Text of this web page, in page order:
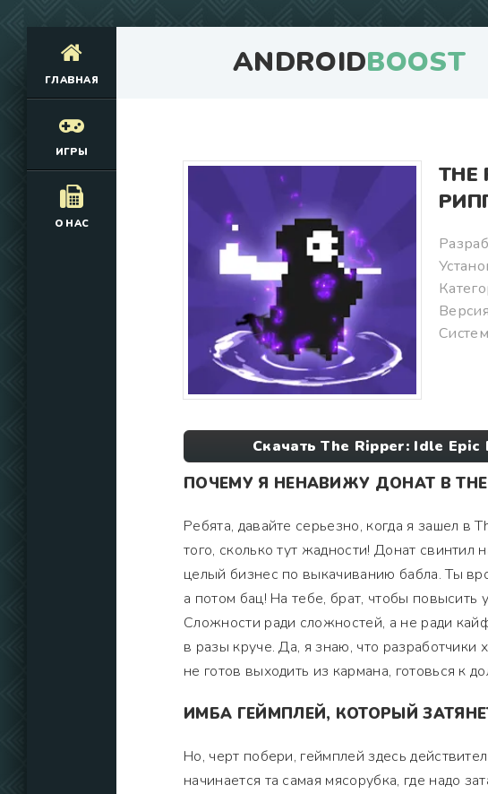
ANDROIDBOOST
ГЛАВНАЯ
ИГРЫ
О НАС
THE
Скачать The Ripper: Idle
ПОЧЕМУ Я НЕНАВИЖУ ДОНАТ В THE
Ребята, давайте серьезно, когда я зашел в
того, сколько тут жадности! Донат
целый бизнес по выкачиванию бабла. Ты
а потом бац! На тебе, брат, чтобы повысить
Сложности ради сложностей, а не ради
в разы круче. Да, я знаю, что разработчики
не готов выходить из кармана, готовься к
ИМБА ГЕЙМПЛЕЙ, КОТОРЫЙ ЗАТЯНЕТ
Но, черт побери, геймплей здесь
начинается та самая мясорубка, где надо